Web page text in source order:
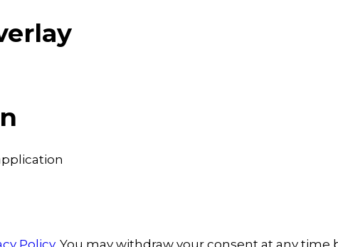
Policy. You may withdraw your consent at any